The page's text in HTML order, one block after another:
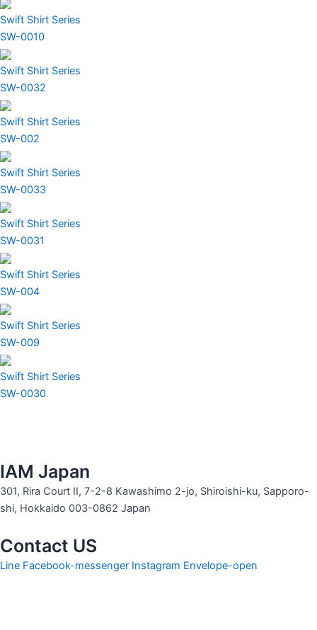
Swift Shirt Series
SW-0010
Swift Shirt Series
SW-0032
Swift Shirt Series
SW-002
Swift Shirt Series
SW-0033
Swift Shirt Series
SW-0031
Swift Shirt Series
SW-004
Swift Shirt Series
SW-009
Swift Shirt Series
SW-0030
IAM Japan
301, Rira Court II, 7-2-8 Kawashimo 2-jo, Shiroishi-ku, Sapporo-
shi, Hokkaido 003-0862 Japan
Contact US
Line Facebook-messenger Instagram Envelope-open